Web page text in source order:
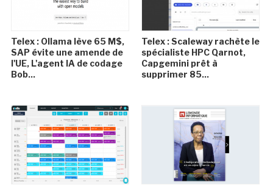
Telex : Ollama lève 65 M$,
SAP évite une amende de
l'UE, L'agent IA de codage
Bob...
Telex : Scaleway rachète le
spécialiste HPC Qarnot,
Capgemini prêt à
supprimer 85...